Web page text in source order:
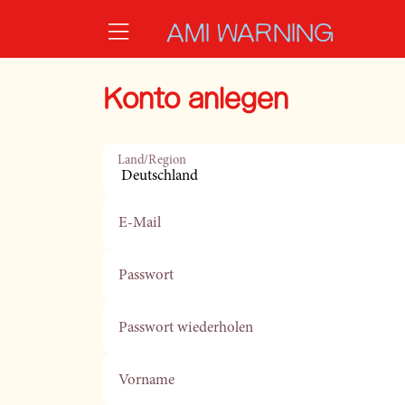
AMI WARNING
Konto anlegen
Land/Region
E-Mail
Passwort
Passwort wiederholen
Vorname